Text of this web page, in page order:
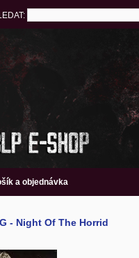
a objednávka
- Night Of The Horrid